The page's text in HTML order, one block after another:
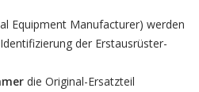
Equipment Manufacturer) werden
der Erstausrüster-
die Original-Ersatzteil